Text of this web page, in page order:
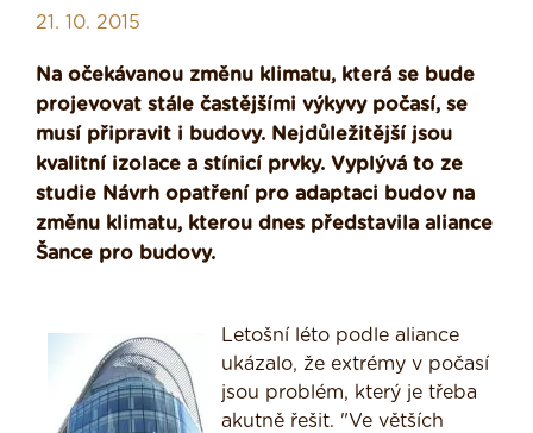
21. 10. 2015
Na očekávanou změnu klimatu, která se bude
projevovat stále častějšími výkyvy počasí, se
musí připravit i budovy. Nejdůležitější jsou
kvalitní izolace a stínicí prvky. Vyplývá to ze
studie Návrh opatření pro adaptaci budov na
změnu klimatu, kterou dnes představila aliance
Šance pro budovy.
Letošní léto podle aliance
ukázalo, že extrémy v počasí
jsou problém, který je třeba
akutně řešit. "Ve větších